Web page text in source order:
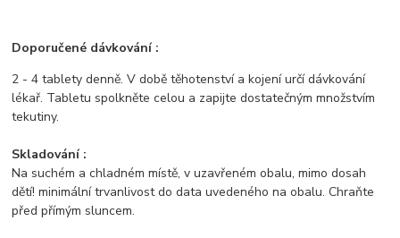
Doporučené dávkování :
2 - 4 tablety denně. V době těhotenství a kojení určí dávkování
lékař. Tabletu spolkněte celou a zapijte dostatečným množstvím
tekutiny.
Skladování :
Na suchém a chladném místě, v uzavřeném obalu, mimo dosah
dětí! minimální trvanlivost do data uvedeného na obalu. Chraňte
před přímým sluncem.